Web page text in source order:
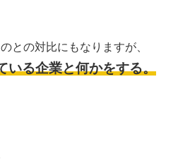
との対比にもなりますが、
いる企業と何かをする。